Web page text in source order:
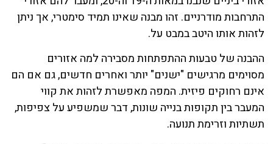
התרחבות מודרניים. זהו מבנה שאינו תמיד סימטרי, אך ניתן
לזהות אותו היטב במבט על.
ההבנה של טבעות ההתפתחות מסבירה למה אזורים
מסוימים מרגישים "ישנים" יותר ואחרים חדשים, גם אם הם
אינם רחוקים פיזית. המפה מאפשרת לזהות את קווי
המעבר בין תקופות בנייה שונות, דבר שמשפיע על צפיפות,
תשתיות וזרימת תנועה.